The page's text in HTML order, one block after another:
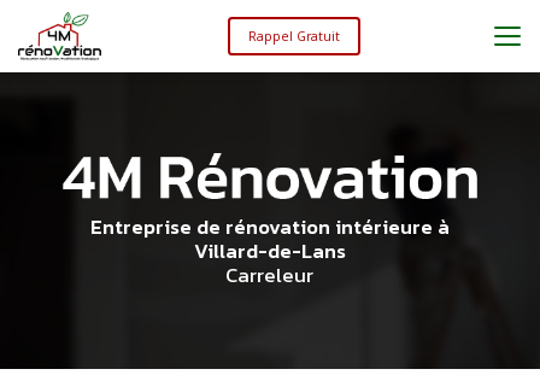
contenu
principal
Rappel Gratuit
Entreprise de rénovation intérieure à
Villard-de-Lans
Carreleur